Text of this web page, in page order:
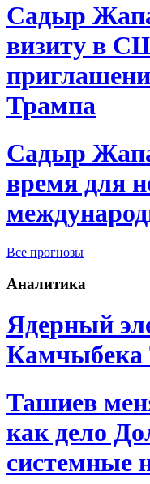
Садыр
визиту в
Трампа
Садыр
время для
Все прогнозы
Аналитика
Ядерный
Камчыбека
Ташиев
как дело
системные